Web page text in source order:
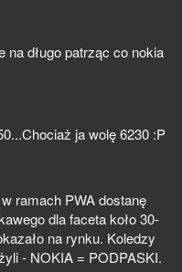
na długo patrząc co nokia
ja wolę 6230 :P
ramach PWA dostanę
dla faceta koło 30-
na rynku. Koledzy
- NOKIA = PODPASKI.